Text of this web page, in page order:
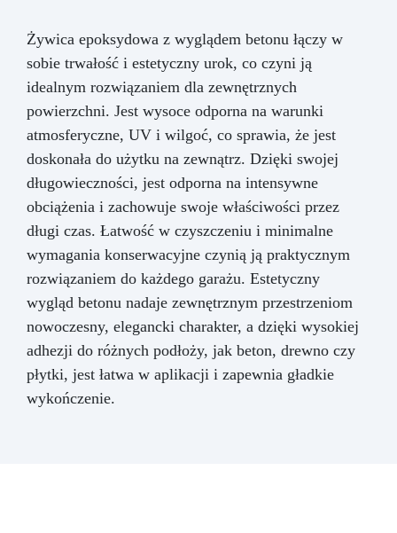
Żywica epoksydowa z wyglądem betonu łączy w
sobie trwałość i estetyczny urok, co czyni ją
idealnym rozwiązaniem dla zewnętrznych
powierzchni. Jest wysoce odporna na warunki
atmosferyczne, UV i wilgoć, co sprawia, że jest
doskonała do użytku na zewnątrz. Dzięki swojej
długowieczności, jest odporna na intensywne
obciążenia i zachowuje swoje właściwości przez
długi czas. Łatwość w czyszczeniu i minimalne
wymagania konserwacyjne czynią ją praktycznym
rozwiązaniem do każdego garażu. Estetyczny
wygląd betonu nadaje zewnętrznym przestrzeniom
nowoczesny, elegancki charakter, a dzięki wysokiej
adhezji do różnych podłoży, jak beton, drewno czy
płytki, jest łatwa w aplikacji i zapewnia gładkie
wykończenie.